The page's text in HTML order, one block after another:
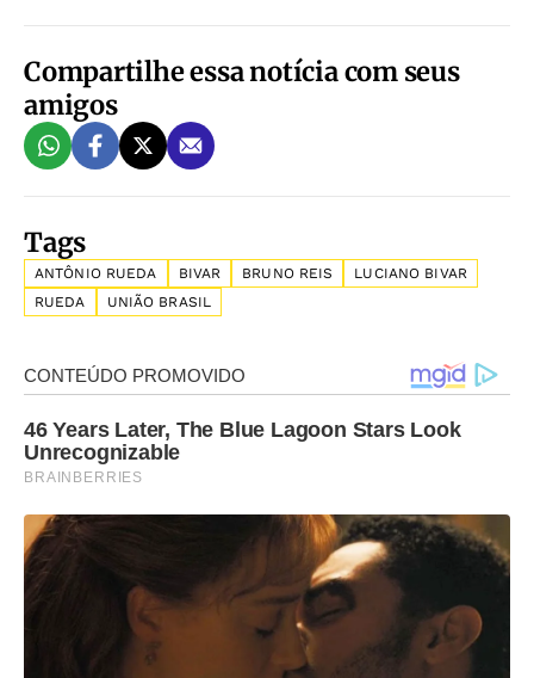
Compartilhe essa notícia com seus
amigos
Tags
ANTÔNIO RUEDA BIVAR BRUNO REIS
LUCIANO BIVAR
RUEDA
UNIÃO BRASIL